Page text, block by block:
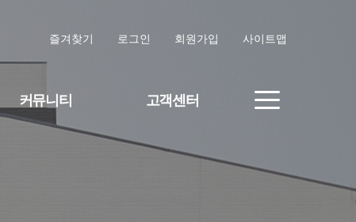
즐겨찾기 로그인 회원가입 사이트맵
커뮤니티 고객센터